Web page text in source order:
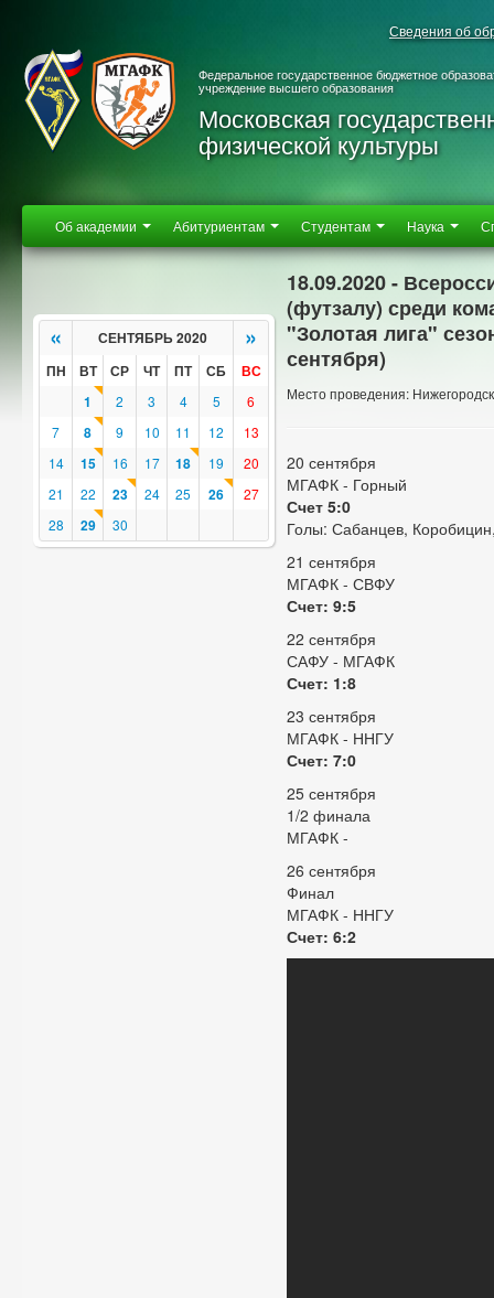
Сведения об
Федеральное государственное бюджетное
учреждение высшего образования
Московская
физической культуры
Об академии Абитуриентам Студентам Наука
« СЕНТЯБРЬ 2020 »
ПН ВТ СР ЧТ ПТ СБ
ВС
1
2 3 4 5
6
7
8 9 10 11 12
13
14
15 16 17 18 19
20
21
22 23 24 25 26
27
28
29 30
18.09.2020 -
(футзалу) среди
"Золотая лига"
сентября)
Место проведения:
20 сентября
МГАФК - Горный
Счет 5:0
Голы: Сабанцев,
21 сентября
МГАФК - СВФУ
Счет: 9:5
22 сентября
САФУ - МГАФК
Счет: 1:8
23 сентября
МГАФК - ННГУ
Счет: 7:0
25 сентября
1/2 финала
МГАФК -
26 сентября
Финал
МГАФК - ННГУ
Счет: 6:2